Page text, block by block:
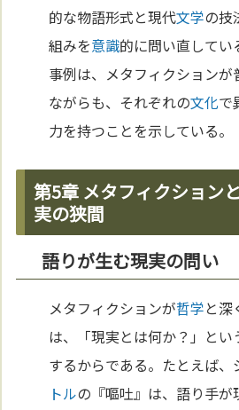
的な物語形式と現代文学の技
組みを意識的に問い直して
事例は、メタフィクション
ながらも、それぞれの文化で
力を持つことを示している。
第5章 メタフィクション
実の狭間
語りが生む現実の問い
メタフィクションが哲学と深
は、「現実とは何か？」と
するからである。たとえば、
トルの『嘔吐』は、語り手